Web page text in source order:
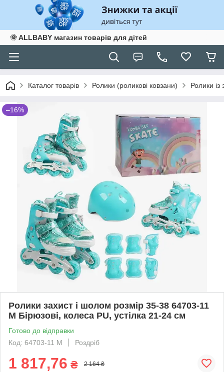
🌞 ALLBABY магазин товарів для дітей
Каталог товарів Ролики (роликові ковзани) Ролики
–16%
Ролики захист і шолом розмір 35-38 64703-11
М Бірюзові, колеса PU, устілка 21-24 см
Готово до відправки
Код: 64703-11 М
Роздріб
1 817,76 ₴ 2 164 ₴